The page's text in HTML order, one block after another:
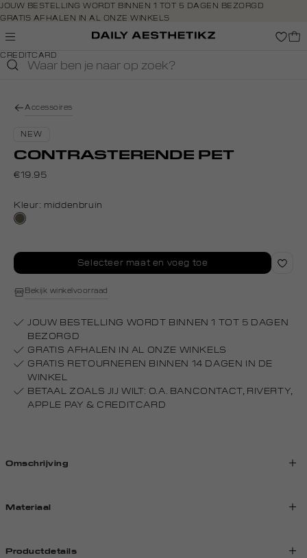
Navigeer
direct naar
de
Open de
direct
footer
JOUW BESTELLING WORDT BINNEN 1 TOT 5 DAGEN BEZORGD
GRATIS AFHALEN IN AL ONZE WINKELS
GRATIS RETOURNEREN BINNEN 14 DAGEN IN DE WINKEL
BETAAL ZOALS JIJ WILT: O.A. BANCONTACT, RIVERTY, APPLE PAY &
CREDITCARD
Accessoires
NEW
CONTRASTERENDE PET
€19.95
Kleur: middenbruin
middenbruin
Selecteer maat en voeg toe
Bekijk winkelvoorraad
JOUW BESTELLING WORDT BINNEN 1 TOT 5 DAGEN
BEZORGD
GRATIS AFHALEN IN AL ONZE WINKELS
GRATIS RETOURNEREN BINNEN 14 DAGEN IN DE
WINKEL
BETAAL ZOALS JIJ WILT: O.A. BANCONTACT, RIVERTY,
APPLE PAY & CREDITCARD
Omschrijving
Materiaal
Productdetails